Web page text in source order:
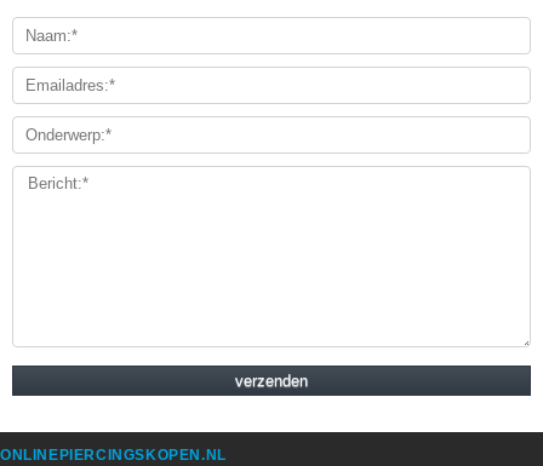
ONLINEPIERCINGSKOPEN.NL